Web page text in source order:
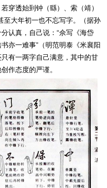
穿透始到钟（繇）、索（靖）
至大年初一也不忘写字。（据孙
认真，自己说：“佘写《海岱
亦一难事”（明范明泰《米襄阳
有一两字自己满意，其中的甘
作态度的严谨。